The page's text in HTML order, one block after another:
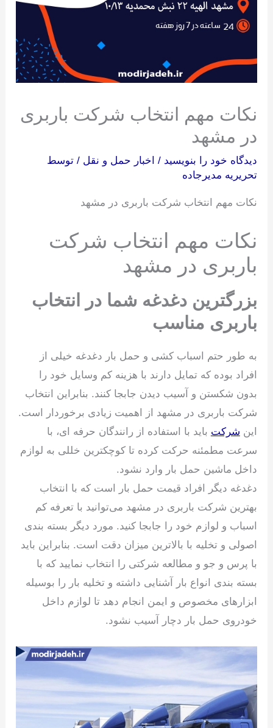
نکات مهم انتخاب شرکت باربری
در مشهد
دیدگاه‌ خود را بنویسید / اخبار حمل و نقل / توسط
تحریریه مدیرجاده
نکات مهم انتخاب شرکت باربری در مشهد
نکات مهم انتخاب شرکت
باربری در مشهد
بزرگترین دغدغه شما در انتخاب
باربری مناسب
به طور حتم اسباب کشی و حمل بار دغدغه خیلی از
افراد بوده که تمایل دارند با هزینه کم وسایل خود را
بدون شکستن و آسیب دیدن جابجا کنند. بنابراین انتخاب
شرکت باربری در مشهد از اهمیت زیادی برخوردار است.
این شرکت باید با استفاده از رانندگان حرفه ای، با
سرعت مطمئنه حرکت کرده تا کوچکترین خللی به لوازم
داخل ماشین حمل بار وارد نشود.
دغدغه دیگر افراد قیمت حمل بار است که با انتخاب
بهترین شرکت باربری در مشهد می‌توانید با تعرفه کم
اسباب و لوازم خود را جابجا کنید. مورد دیگر بسته بندی
اصولی و تخلیه با بالاترین میزان دقت است. بنابراین باید
با پرس و جو و مطالعه شرکتی را انتخاب نمایید که با
بسته بندی انواع بار آشنایی داشته و تخلیه بار را بوسیله
ابزارهای مخصوص و ایمن انجام دهد تا لوازم داخل
خودروی حمل بار دچار آسیب نشود.